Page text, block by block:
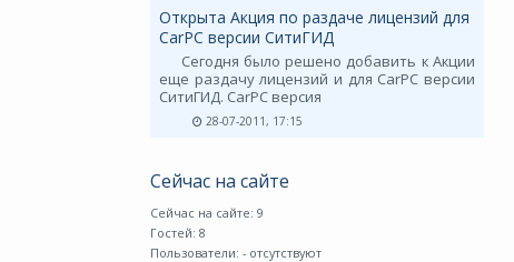
Открыта Акция по раздаче лицензий для
CarPC версии СитиГИД
Сегодня было решено добавить к Акции
еще раздачу лицензий и для CarPC версии
СитиГИД. CarPC версия
28-07-2011, 17:15
Сейчас на сайте
Сейчас на сайте: 9
Гостей: 8
Пользователи:- отсутствуют